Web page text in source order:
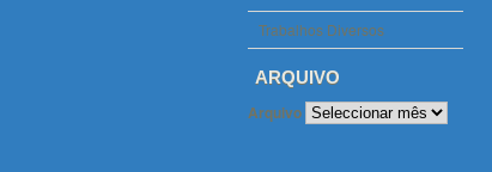
Trabalhos Diversos
ARQUIVO
Arquivo